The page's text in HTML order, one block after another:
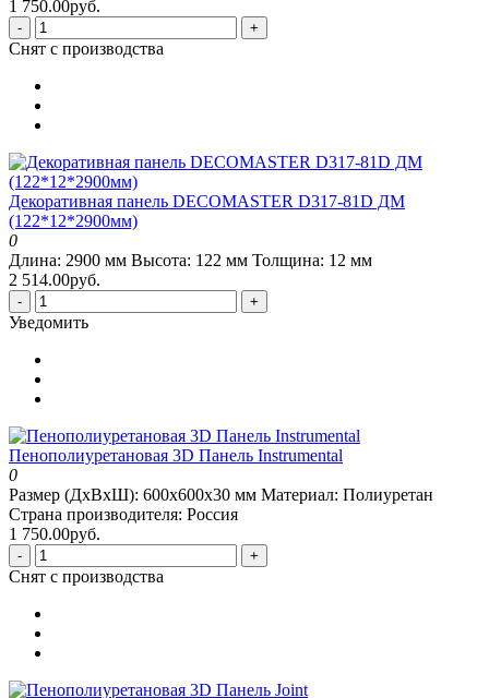
1 750.00руб.
- +
Снят с производства
Декоративная панель DECOMASTER D317-81D ДМ
(122*12*2900мм)
0
Длина: 2900 мм Высота: 122 мм Толщина: 12 мм
2 514.00руб.
- +
Уведомить
Пенополиуретановая 3D Панель Instrumental
0
Размер (ДхВхШ): 600x600x30 мм Материал: Полиуретан
Страна производителя: Россия
1 750.00руб.
- +
Снят с производства